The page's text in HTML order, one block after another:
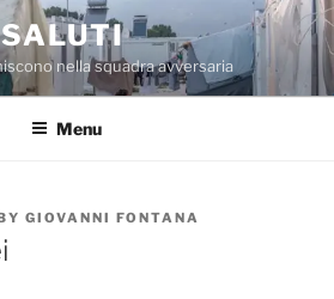
nella squadra avversaria
Menu
GIOVANNI FONTANA